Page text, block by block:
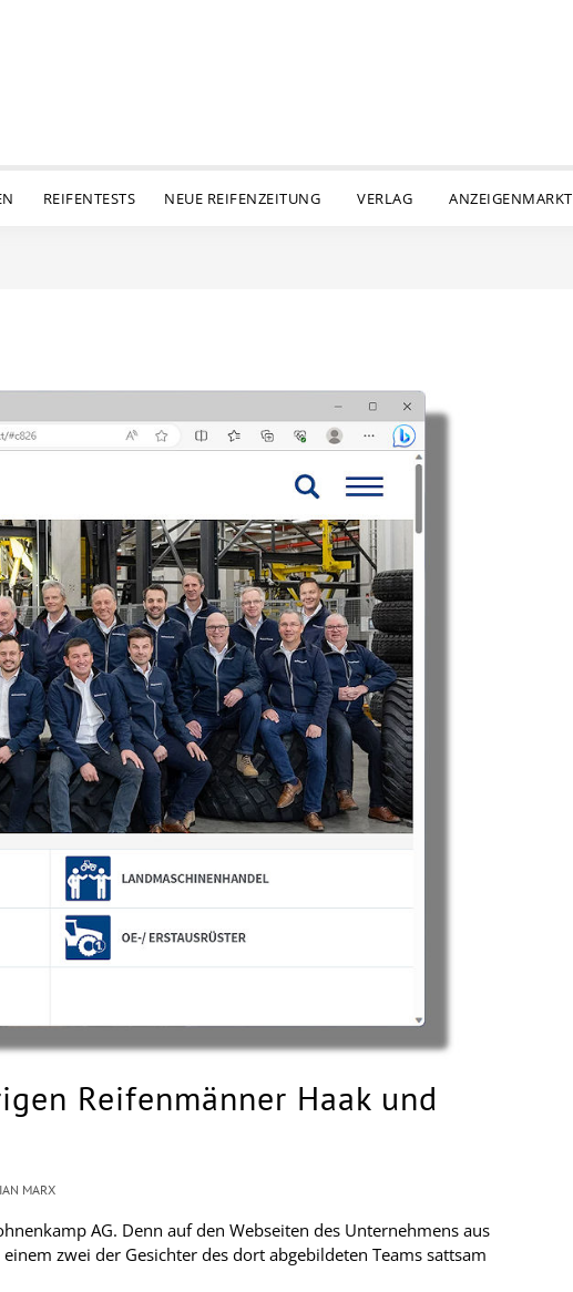
REIFENTESTS NEUE REIFENZEITUNG VERLAG ANZEIGENMARKT
Reifenmänner Haak und
AG. Denn auf den Webseiten des Unternehmens aus
zwei der Gesichter des dort abgebildeten Teams sattsam
MARX